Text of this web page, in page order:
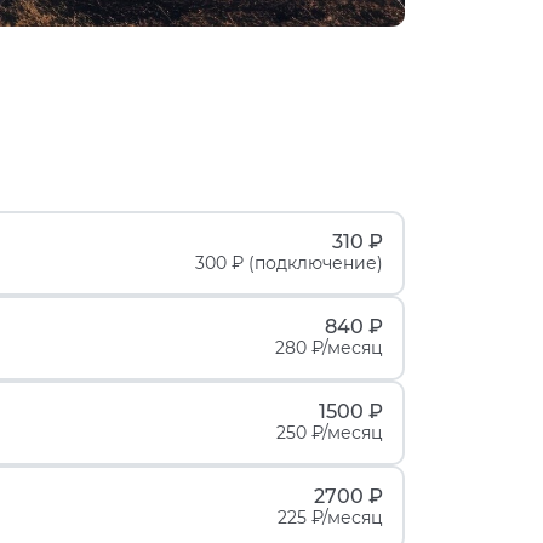
310 ₽
300 ₽ (подключение)
840 ₽
280 ₽/месяц
1500 ₽
250 ₽/месяц
2700 ₽
225 ₽/месяц